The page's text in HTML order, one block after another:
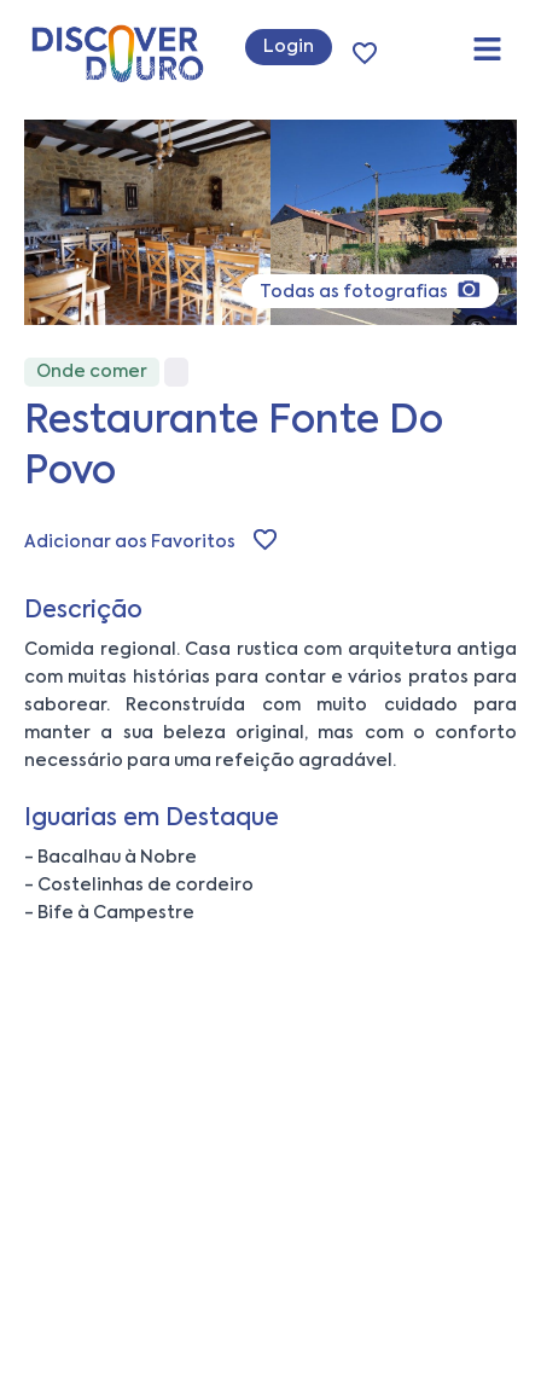
Login
Todas as fotografias
Onde comer
Restaurante Fonte Do
Povo
Adicionar aos Favoritos
Descrição
Comida regional. Casa rustica com arquitetura antiga
com muitas histórias para contar e vários pratos para
saborear. Reconstruída com muito cuidado para
manter a sua beleza original, mas com o conforto
necessário para uma refeição agradável.
Iguarias em Destaque
- Bacalhau à Nobre
- Costelinhas de cordeiro
- Bife à Campestre